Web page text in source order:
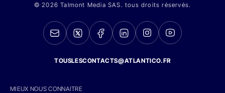
© 2026 Talmont Media SAS. tous droits réservés.
TOUSLESCONTACTS@ATLANTICO.FR
MIEUX NOUS CONNAITRE